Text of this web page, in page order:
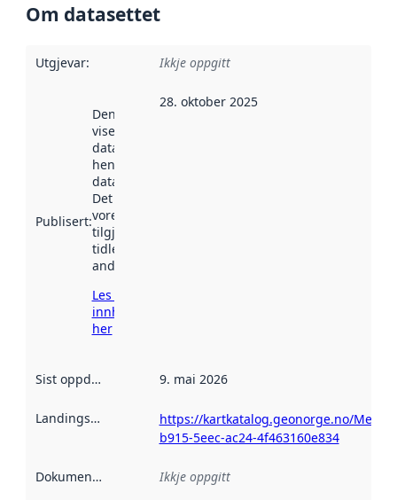
Om datasettet
Utgjevar: Ikkje oppgitt
Publisert:
Denne datoen
viser når
datasettet vart
henta inn av
data.norge.no.
Det kan ha
vore
tilgjengeleg
tidlegare
andre stader.
Les meir om
innhenting
her
28. oktober 2025
Sist oppdatert 9. mai 2026
Landingsside
https://kartkatalog.geonorge.no/
b915-5eec-ac24-4f463160e834
Dokumentasjon Ikkje oppgitt